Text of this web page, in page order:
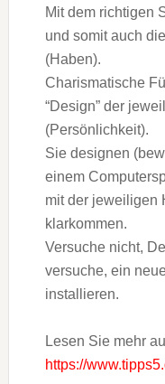
Mit dem richtigen
und somit auch
(Haben).
Charismatische
“Design” der
(Persönlichkeit).
Sie designen
einem
mit der jeweiligen
klarkommen.
Versuche nicht,
versuche, ein
installieren.
Lesen Sie mehr
https://